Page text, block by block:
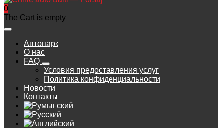
0
The Cart is empty
Автопарк
О нас
FAQ
Условия предоставления услуг
Политика конфиденциальности
Новости
Контакты